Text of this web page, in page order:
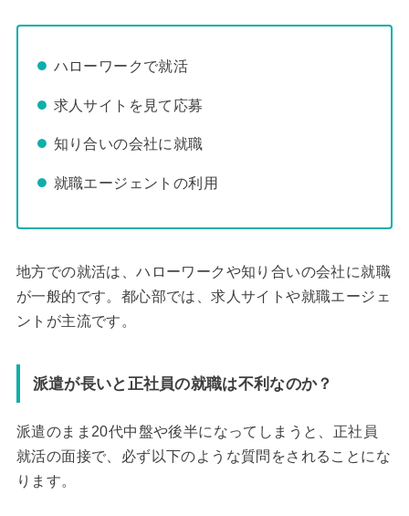
ハローワークで就活
求人サイトを見て応募
知り合いの会社に就職
就職エージェントの利用
地方での就活は、ハローワークや知り合いの会社に就職
が一般的です。都心部では、求人サイトや就職エージェ
ントが主流です。
派遣が長いと正社員の就職は不利なのか？
派遣のまま20代中盤や後半になってしまうと、正社員
就活の面接で、必ず以下のような質問をされることにな
ります。